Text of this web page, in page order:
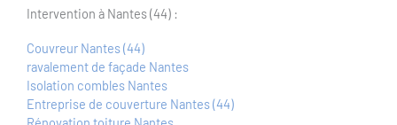
Couvreur Nantes (44)
ravalement de façade Nantes
Isolation combles Nantes
Entreprise de couverture Nantes (44)
Rénovation toiture Nantes
Réparation de cheminée Nantes (44)